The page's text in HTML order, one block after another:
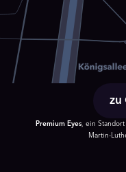
zu
Premium Eyes, ein Standort
Martin-